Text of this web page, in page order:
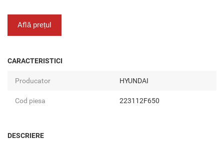
Află prețul
CARACTERISTICI
Producator HYUNDAI
Cod piesa 223112F650
DESCRIERE